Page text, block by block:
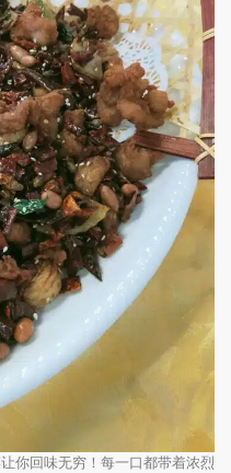
你回味无穷！每一口都带着浓烈